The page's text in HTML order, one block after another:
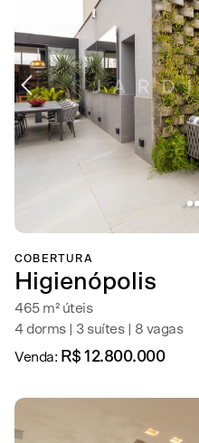
COBERTURA
Higienópolis
465 m² úteis
4 dorms | 3 suítes | 8 vagas
Venda: R$ 12.800.000